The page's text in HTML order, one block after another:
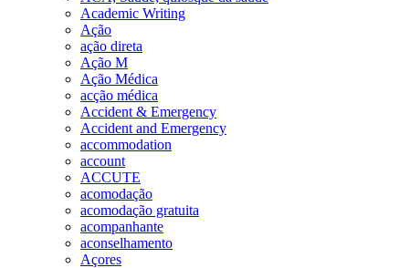
Academic Writing
Ação
ação direta
Ação M
Ação Médica
acção médica
Accident & Emergency
Accident and Emergency
accommodation
account
ACCUTE
acomodação
acomodação gratuita
acompanhante
aconselhamento
Açores